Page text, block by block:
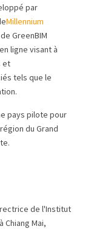
par
Millennium
GreenBIM
ligne visant à
et
tels que le
pays pilote pour
du Grand
de l'Institut
Chiang Mai,